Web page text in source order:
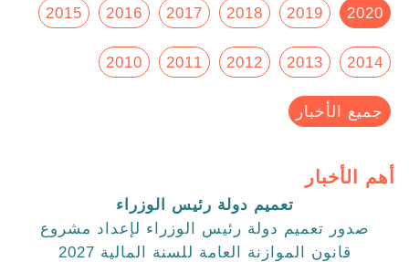
2020
2019
2018
2017
2016
2015
2014
2013
2012
2011
2010
جميع الأخبار
أهم الأخبار
تعميم دولة رئيس الوزراء
صدور تعميم دولة رئيس الوزراء لإعداد مشروع
قانون الموازنة العامة للسنة المالية 2027